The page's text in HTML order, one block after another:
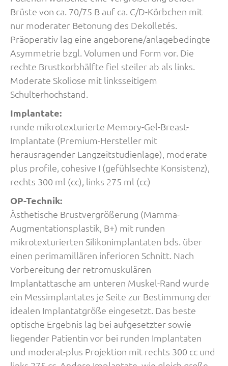
Brüste von ca. 70/75 B auf ca. C/D-Körbchen mit
nur moderater Betonung des Dekolletés.
Präoperativ lag eine angeborene/anlagebedingte
Asymmetrie bzgl. Volumen und Form vor. Die
rechte Brustkorbhälfte fiel steiler ab als links.
Moderate Skoliose mit linksseitigem
Schulterhochstand.
Implantate:
runde mikrotexturierte Memory-Gel-Breast-
Implantate (Premium-Hersteller mit
herausragender Langzeitstudienlage), moderate
plus profile, cohesive I (gefühlsechte Konsistenz),
rechts 300 ml (cc), links 275 ml (cc)
OP-Technik:
Ästhetische Brustvergrößerung (Mamma-
Augmentationsplastik, B+) mit runden
mikrotexturierten Silikonimplantaten bds. über
einen perimamillären inferioren Schnitt. Nach
Vorbereitung der retromuskulären
Implantattasche am unteren Muskel-Rand wurde
ein Messimplantates je Seite zur Bestimmung der
idealen Implantatgröße eingesetzt. Das beste
optische Ergebnis lag bei aufgesetzter sowie
liegender Patientin vor bei runden Implantaten
und moderat-plus Projektion mit rechts 300 cc und